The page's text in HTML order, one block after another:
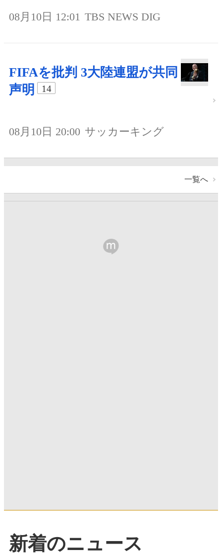
08月10日 12:01 TBS NEWS DIG
FIFAを批判 3大陸連盟が共同
声明
14
08月10日 20:00 サッカーキング
一覧へ
新着のニュース